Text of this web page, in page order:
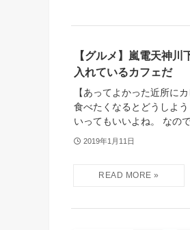
【グルメ】嵐電天神
入れているカフェだ
【あってよかった近所に
食べたくなるとどうしよ
いってもいいよね。 なので
2019年1月11日